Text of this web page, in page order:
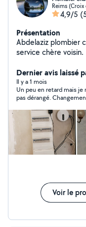
Reims
4,9/5
Présentation
Abdelaziz plombier
service chère voisin.
Dernier avis laissé
Il y a 1 mois
Un peu en retard mais je
pas dérangé.
je trouve la tarification
Voir le